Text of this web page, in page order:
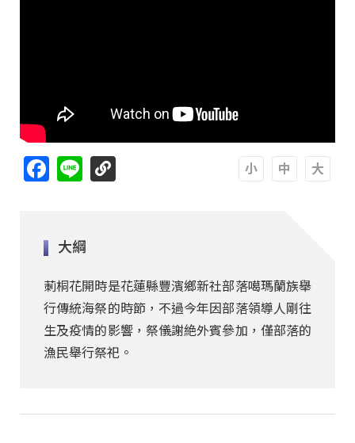
Facebook
Line
大綱
莿桐花開時是花蓮縣豐濱鄉新社部落噶瑪蘭族舉
行傳統海祭的時節，不過今年因部落領導人剛往
生及疫情的影響，祭儀謝絶外賓參加，僅部落的
漁民舉行祭祀。